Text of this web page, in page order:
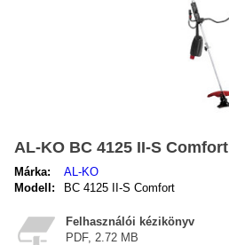
AL-KO BC 4125 II-S Comfort
Márka:
AL-KO
Modell:
BC 4125 II-S Comfort
Felhasználói kézikönyv
PDF, 2.72 MB